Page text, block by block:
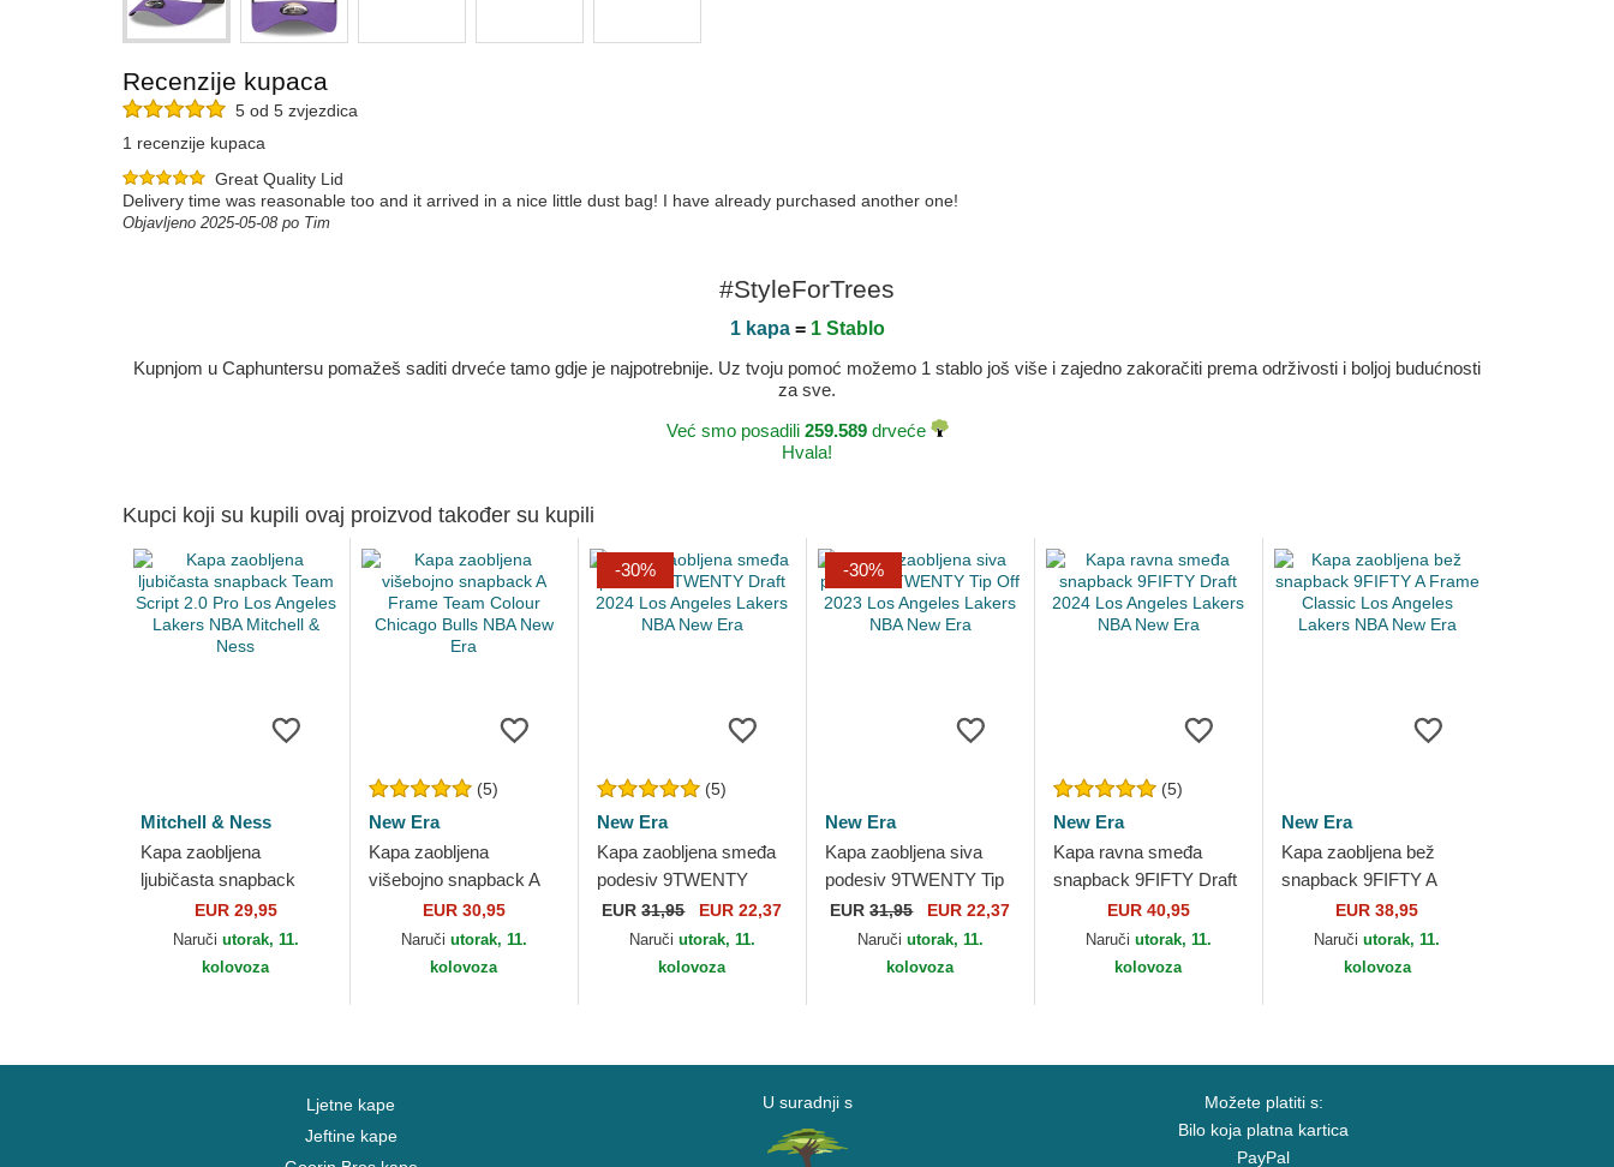
Recenzije kupaca
5 od 5 zvjezdica
1 recenzije kupaca
Great Quality Lid
Delivery time was reasonable too and it arrived in a nice little dust bag! I have already purchased another one!
Objavljeno 2025-05-08 po Tim
#StyleForTrees
1 kapa= 1 Stablo
Kupnjom u Caphuntersu pomažeš saditi drveće tamo gdje je najpotrebnije. Uz tvoju pomoć možemo 1 stablo još više i zajedno zakoračiti prema održivosti i boljoj budućnosti
za sve.
Već smo posadili 259.589drveće
Hvala!
Kupci koji su kupili ovaj proizvod također su kupili
Mitchell & Ness
Kapa zaobljena
ljubičasta snapback
Team Script 2.0 Pro Los
Angeles Lakers NBA
Mitchell & Ness
EUR 29,95
Naruči utorak, 11.
kolovoza
(5)
New Era
Kapa zaobljena
višebojno snapback A
Frame Team Colour
Chicago Bulls NBA New
EUR 30,95
Naruči utorak, 11.
kolovoza
-30%
(5)
New Era
Kapa zaobljena smeđa
podesiv 9TWENTY
Draft 2024 Los Angeles
Lakers NBA New Era
EUR31,95 EUR 22,37
Naruči utorak, 11.
kolovoza
-30%
New Era
Kapa zaobljena siva
podesiv 9TWENTY Tip
Off 2023 Los Angeles
Lakers NBA New Era
EUR31,95 EUR 22,37
Naruči utorak, 11.
kolovoza
(5)
New Era
Kapa ravna smeđa
snapback 9FIFTY Draft
2024 Los Angeles
Lakers NBA New Era
EUR 40,95
Naruči utorak, 11.
kolovoza
New Era
Kapa zaobljena bež
snapback 9FIFTY A
Frame Classic Los
Angeles Lakers NBA
New Era
EUR 38,95
Naručiutorak, 11.
kolovoza
Ljetne kape
Jeftine kape
U suradnji s
Možete platiti s:
Bilo koja platna kartica
PayPal